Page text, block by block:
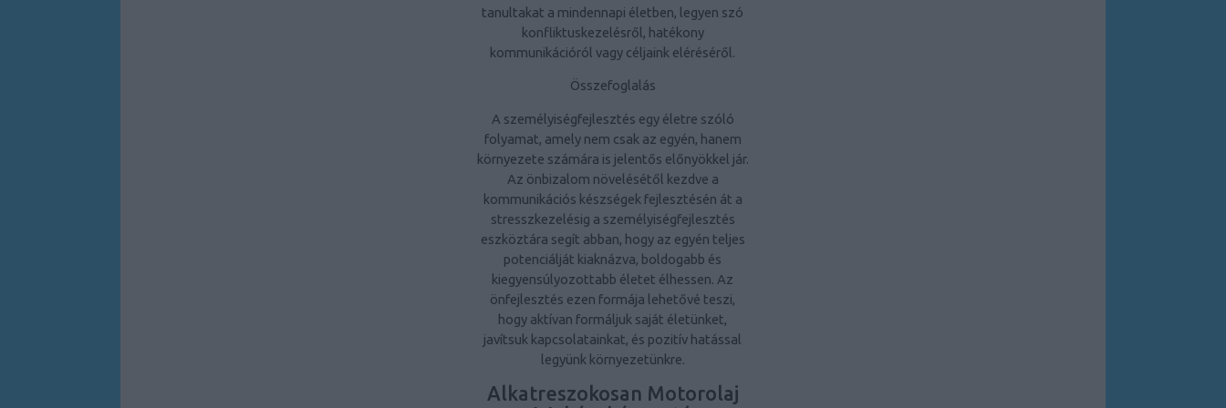
tanultakat a mindennapi életben, legyen szó
konfliktuskezelésről, hatékony
kommunikációról vagy céljaink eléréséről.
Összefoglalás
A személyiségfejlesztés egy életre szóló
folyamat, amely nem csak az egyén, hanem
környezete számára is jelentős előnyökkel jár.
Az önbizalom növelésétől kezdve a
kommunikációs készségek fejlesztésén át a
stresszkezelésig a személyiségfejlesztés
eszköztára segít abban, hogy az egyén teljes
potenciálját kiaknázva, boldogabb és
kiegyensúlyozottabb életet élhessen. Az
önfejlesztés ezen formája lehetővé teszi,
hogy aktívan formáljuk saját életünket,
javítsuk kapcsolatainkat, és pozitív hatással
legyünk környezetünkre.
Alkatreszokosan Motorolaj